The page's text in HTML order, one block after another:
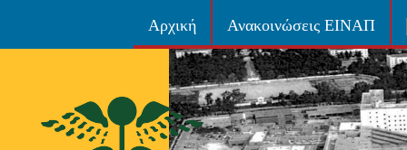
Αρχική Ανακοινώσεις ΕΙΝΑΠ